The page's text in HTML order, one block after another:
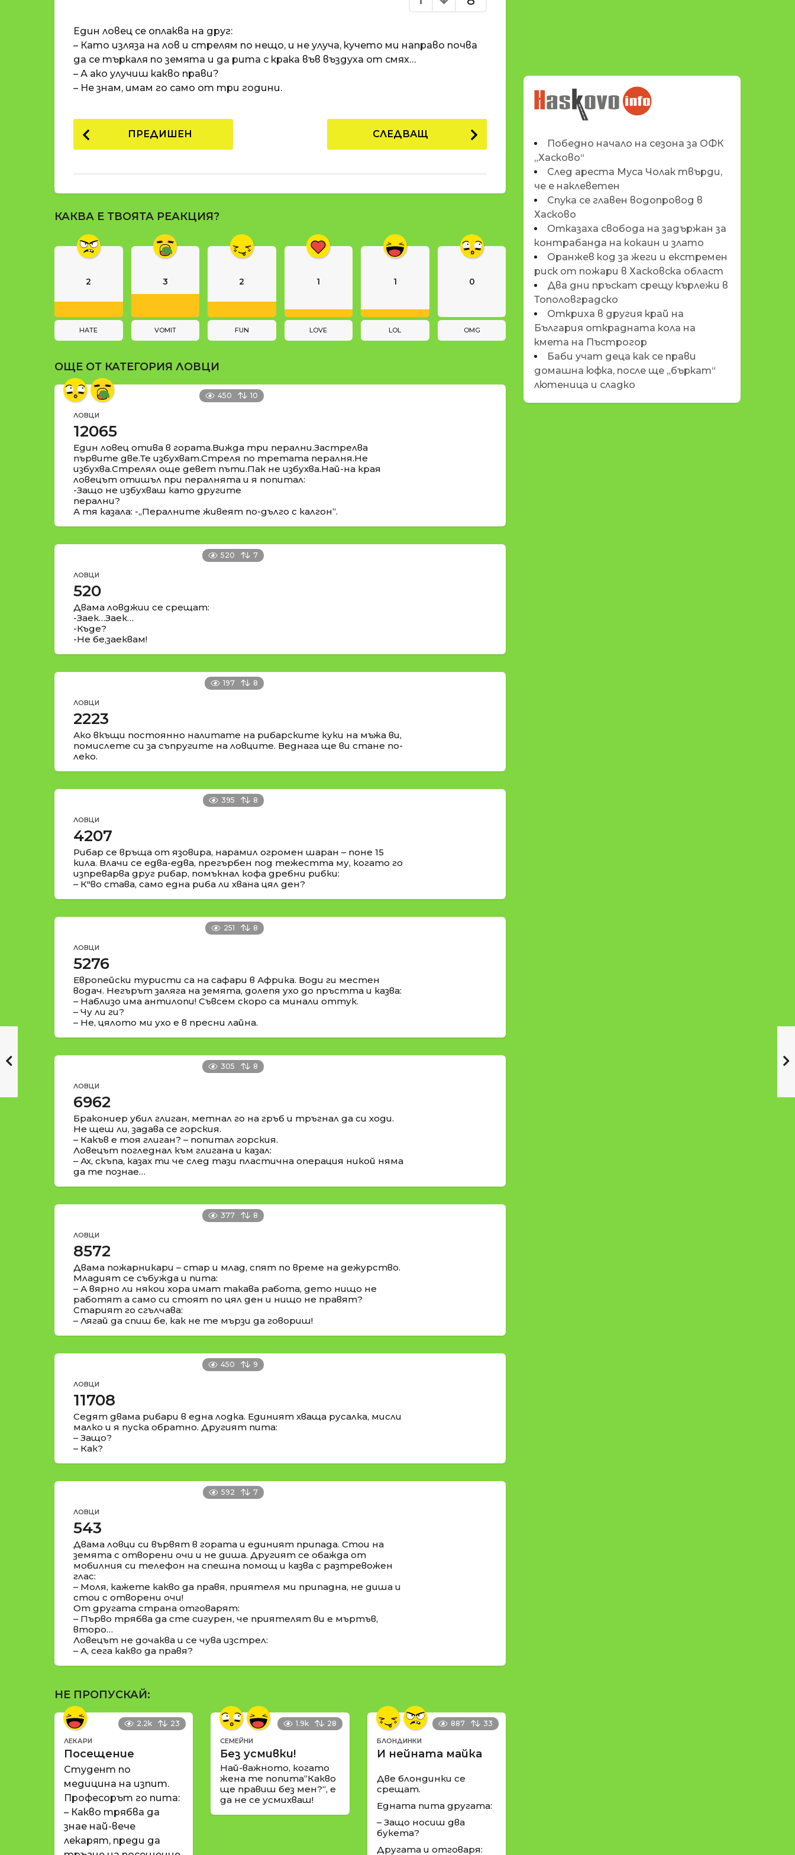
п
д
д
и
п
е
д
a
t
Един ловец се оплаква на друг:
– Като изляза на лов и стрелям по нещо, и не улуча, кучето ми направо почва
да се търкаля по земята и да рита с крака във въздуха от смях…
– А ако улучиш какво прави?
– Не знам, имам го само от три години.
P
o
a
g
a
t
i
n
ПРЕДИШЕН СЛЕДВАЩ
КАКВА Е ТВОЯТА РЕАКЦИЯ?
2
HATE
3
VOMIT
2
FUN
1
LOVE
1
LOL
0
OMG
ОЩЕ ОТ КАТЕГОРИЯ ЛОВЦИ
450 10
ЛОВЦИ
12065
Един ловец отива в гората.Вижда три перални.Застрелва
първите две.Те избухват.Стреля по третата пералня.Не
избухва.Стрелял още девет пъти.Пак не избухва.Най-на края
ловецът отишъл при пералнята и я попитал:
-Защо не избухваш като другите
перални?
А тя казала: -„Пералните живеят по-дълго с калгон“.
520 7
ЛОВЦИ
520
Двама ловджии се срещат:
-Заек…Заек…
-Къде?
-Не бе,заеквам!
197 8
ЛОВЦИ
2223
Ако вкъщи постоянно налитате на рибарските куки на мъжа ви,
помислете си за съпругите на ловците. Веднага ще ви стане по-
леко.
395 8
ЛОВЦИ
4207
Рибар се връща от язовира, нарамил огромен шаран – поне 15
кила. Влачи се едва-едва, прегърбен под тежестта му, когато го
изпреварва друг рибар, помъкнал кофа дребни рибки:
– К"во става, само една риба ли хвана цял ден?
251 8
ЛОВЦИ
5276
Европейски туристи са на сафари в Африка. Води ги местен
водач. Негърът заляга на земята, долепя ухо до пръстта и казва:
– Наблизо има антилопи! Съвсем скоро са минали оттук.
– Чу ли ги?
– Не, цялото ми ухо е в пресни лайна.
305 8
ЛОВЦИ
6962
Бракониер убил глиган, метнал го на гръб и тръгнал да си ходи.
Не щеш ли, задава се горския.
– Какъв е тоя глиган? – попитал горския.
Ловецът погледнал към глигана и казал:
– Ах, скъпа, казах ти че след тази пластична операция никой няма
да те познае…
377 8
ЛОВЦИ
8572
Двама пожарникари – стар и млад, спят по време на дежурство.
Младият се събужда и пита:
– А вярно ли някои хора имат такава работа, дето нищо не
работят а само си стоят по цял ден и нищо не правят?
Старият го сгълчава:
– Лягай да спиш бе, как не те мързи да говориш!
450 9
ЛОВЦИ
11708
Седят двама рибари в една лодка. Единият хваща русалка, мисли
малко и я пуска обратно. Другият пита:
– Защо?
– Как?
592 7
ЛОВЦИ
543
Двама ловци си вървят в гората и единият припада. Стои на
земята с отворени очи и не диша. Другият се обажда от
мобилния си телефон на спешна помощ и казва с разтревожен
глас:
– Моля, кажете какво да правя, приятеля ми припадна, не диша и
стои с отворени очи!
От другата страна отговарят:
– Първо трябва да сте сигурен, че приятелят ви е мъртъв,
второ…
Ловецът не дочаква и се чува изстрел:
– А, сега какво да правя?
НЕ ПРОПУСКАЙ:
2.2k 23
ЛЕКАРИ
Посещение
Студент по
медицина на изпит.
Професорът го пита:
– Какво трябва да
знае най-вече
лекарят, преди да
1.9k 28
СЕМЕЙНИ
Без усмивки!
Най-важното, когато
жена те попита“Какво
ще правиш без мен?“, е
да не се усмихваш!
887 33
БЛОНДИНКИ
И нейната майка
Две блондинки се
срещат.
Едната пита другата:
– Защо носиш два
букета?
Другата и отговаря:
НОВИНИТЕ НА
HASKOVO.INFO
Победно начало на сезона за ОФК
„Хасково“
След ареста Муса Чолак твърди,
че е наклеветен
Спука се главен водопровод в
Хасково
Отказаха свобода на задържан за
контрабанда на кокаин и злато
Оранжев код за жеги и екстремен
риск от пожари в Хасковска област
Два дни пръскат срещу кърлежи в
Тополовградско
Откриха в другия край на
България открадната кола на
кмета на Пъстрогор
Баби учат деца как се прави
домашна юфка, после ще „бъркат“
лютеница и сладко